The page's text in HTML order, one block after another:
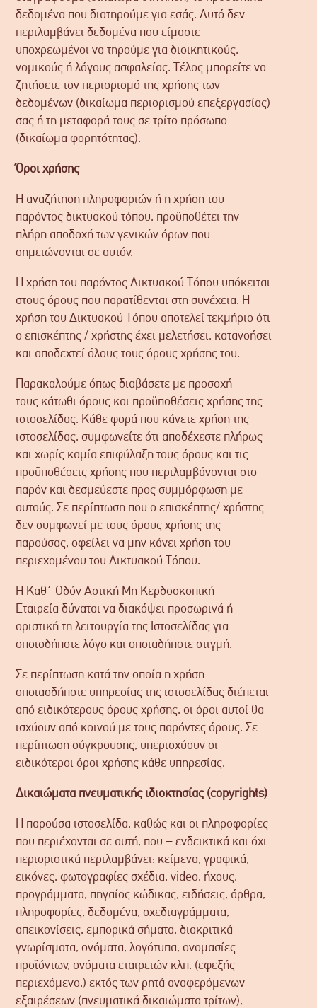
δεδομένα που διατηρούμε για εσάς. Αυτό δεν
περιλαμβάνει δεδομένα που είμαστε
υποχρεωμένοι να τηρούμε για διοικητικούς,
νομικούς ή λόγους ασφαλείας. Τέλος μπορείτε να
ζητήσετε τον περιορισμό της χρήσης των
δεδομένων (δικαίωμα περιορισμού επεξεργασίας)
σας ή τη μεταφορά τους σε τρίτο πρόσωπο
(δικαίωμα φορητότητας).
Όροι χρήσης
Η αναζήτηση πληροφοριών ή η χρήση του
παρόντος δικτυακού τόπου, προϋποθέτει την
πλήρη αποδοχή των γενικών όρων που
σημειώνονται σε αυτόν.
Η χρήση του παρόντος Δικτυακού Τόπου υπόκειται
στους όρους που παρατίθενται στη συνέχεια. Η
χρήση του Δικτυακού Τόπου αποτελεί τεκμήριο ότι
ο επισκέπτης / χρήστης έχει μελετήσει, κατανοήσει
και αποδεχτεί όλους τους όρους χρήσης του.
Παρακαλούμε όπως διαβάσετε με προσοχή
τους κάτωθι όρους και προϋποθέσεις χρήσης της
ιστοσελίδας. Κάθε φορά που κάνετε χρήση της
ιστοσελίδας, συμφωνείτε ότι αποδέχεστε πλήρως
και χωρίς καμία επιφύλαξη τους όρους και τις
προϋποθέσεις χρήσης που περιλαμβάνονται στο
παρόν και δεσμεύεστε προς συμμόρφωση με
αυτούς. Σε περίπτωση που ο επισκέπτης/ χρήστης
δεν συμφωνεί με τους όρους χρήσης της
παρούσας, οφείλει να μην κάνει χρήση του
περιεχομένου του Δικτυακού Τόπου.
Η Καθ΄ Οδόν Αστική Μη Κερδοσκοπική
Εταιρεία δύναται να διακόψει προσωρινά ή
οριστική τη λειτουργία της Ιστοσελίδας για
οποιοδήποτε λόγο και οποιαδήποτε στιγμή.
Σε περίπτωση κατά την οποία η χρήση
οποιασδήποτε υπηρεσίας της ιστοσελίδας διέπεται
από ειδικότερους όρους χρήσης, οι όροι αυτοί θα
ισχύουν από κοινού με τους παρόντες όρους. Σε
περίπτωση σύγκρουσης, υπερισχύουν οι
ειδικότεροι όροι χρήσης κάθε υπηρεσίας.
Δικαιώματα πνευματικής ιδιοκτησίας (copyrights)
Η παρούσα ιστοσελίδα, καθώς και οι πληροφορίες
που περιέχονται σε αυτή, που – ενδεικτικά και όχι
περιοριστικά περιλαμβάνει: κείμενα, γραφικά,
εικόνες, φωτογραφίες σχέδια, video, ήχους,
προγράμματα, πηγαίος κώδικας, ειδήσεις, άρθρα,
πληροφορίες, δεδομένα, σχεδιαγράμματα,
απεικονίσεις, εμπορικά σήματα, διακριτικά
γνωρίσματα, ονόματα, λογότυπα, ονομασίες
προϊόντων, ονόματα εταιρειών κλπ. (εφεξής
περιεχόμενο,) εκτός των ρητά αναφερόμενων
εξαιρέσεων (πνευματικά δικαιώματα τρίτων),